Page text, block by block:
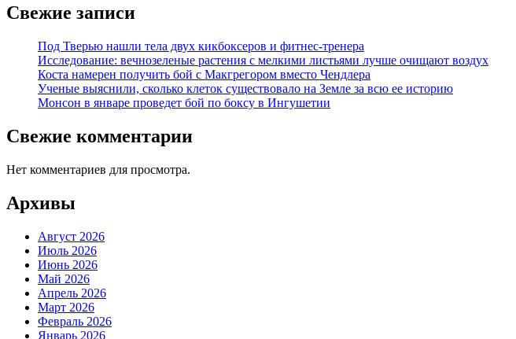
Свежие записи
Под Тверью нашли тела двух кикбоксеров и фитнес-тренера
Исследование: вечнозеленые растения с мелкими листьями лучше очищают воздух
Коста намерен получить бой с Макгрегором вместо Чендлера
Ученые выяснили, сколько клеток существовало на Земле за всю ее историю
Монсон в январе проведет бой по боксу в Ингушетии
Свежие комментарии
Нет комментариев для просмотра.
Архивы
Август 2026
Июль 2026
Июнь 2026
Май 2026
Апрель 2026
Март 2026
Февраль 2026
Январь 2026